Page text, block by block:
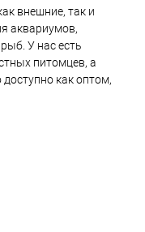
внешние, так и
аквариумов,
У нас есть
питомцев, а
как оптом,